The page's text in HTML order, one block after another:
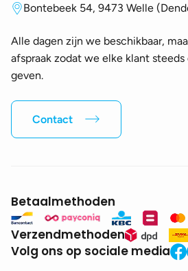
Bontebeek 54, 9473 Welle
Alle dagen zijn we beschikbaar,
afspraak zodat we elke klant
geven.
Contact
Betaalmethoden
Verzendmethoden
Volg ons op sociale media